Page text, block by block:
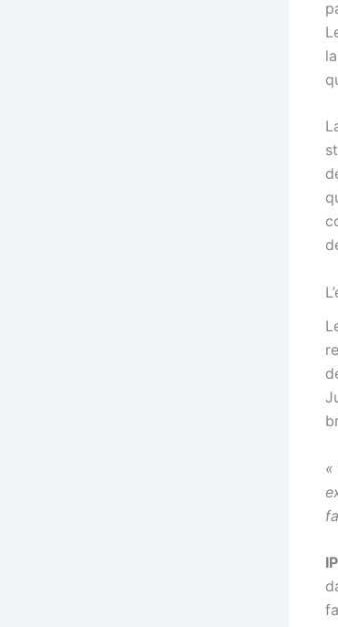
«